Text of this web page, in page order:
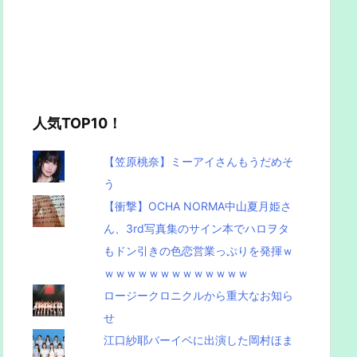
人気TOP10！
【笠原桃奈】ミーアイさんもうだめそ
う
【衝撃】OCHA NORMA中山夏月姫さ
ん、3rd写真集のサイン本でハロヲタ
もドン引きの色恋営業っぷりを発揮ｗ
ｗｗｗｗｗｗｗｗｗｗｗｗｗ
ロージークロニクルから重大なお知ら
せ
江口紗耶バーイベに出演した岡村ほま